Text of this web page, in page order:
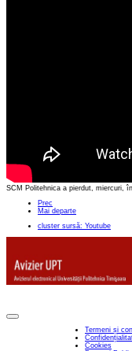
SCM Politehnica a pierdut, miercuri,
Prec
Mai departe
cluster sursă: Youtube
Termeni și
Cookies